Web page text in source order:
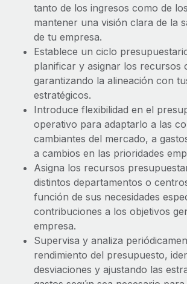
tanto de los ingresos como de
mantener una visión clara de la
de tu empresa.
Establece un ciclo
planificar y asignar los recursos
garantizando la alineación con
estratégicos.
Introduce flexibilidad en el
operativo para adaptarlo a las
cambiantes del mercado, a
a cambios en las prioridades
Asigna los recursos
distintos departamentos o
función de sus necesidades
contribuciones a los objetivos
empresa.
Supervisa y analiza
rendimiento del presupuesto,
desviaciones y ajustando las